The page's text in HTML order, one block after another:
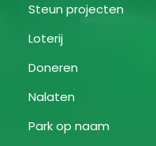
Steun projecten
Loterij
Doneren
Nalaten
Park op naam